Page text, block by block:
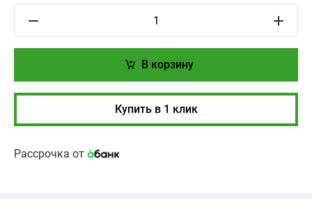
В корзину
Купить в 1 клик
Рассрочка от